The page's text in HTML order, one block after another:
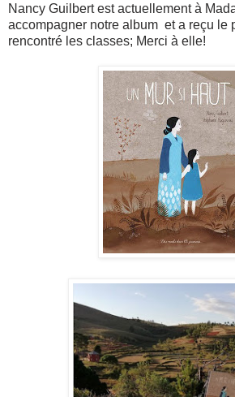
Nancy Guilbert est actuellement à
accompagner notre album et a reçu le
rencontré les classes; Merci à elle!